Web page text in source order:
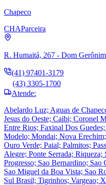
Chapeco
CHAParceira
R. Humaitá, 267 - Dom
(41) 97401-3179
(43) 3305-1700
Atende:
Abelardo Luz; Aguas de
Jesus do Oeste; Caibi; Coronel
Entre Rios; Faxinal Dos
Modelo; Mondai; Nova
Ouro Verde; Paial; Palmitos;
Alegre; Ponte Serrada;
Progresso; Sao Bernardino; Sao
Sao Miguel da Boa Vista; Sao
Sul Brasil; Tigrinhos; Vargeao;